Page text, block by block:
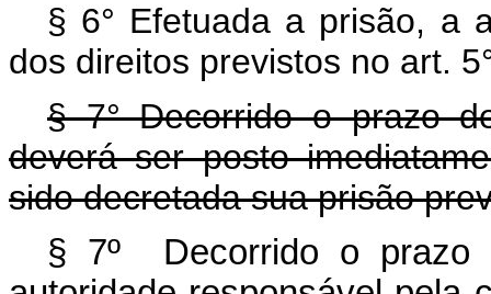
§ 6° Efetuada a prisão, a
dos direitos previstos no art.
§ 7° Decorrido o prazo
deverá ser posto
sido decretada sua prisão
§ 7º Decorrido o prazo